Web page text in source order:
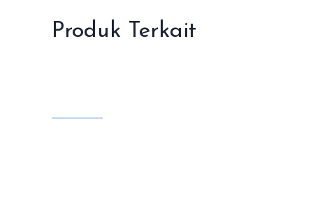
Produk Terkait